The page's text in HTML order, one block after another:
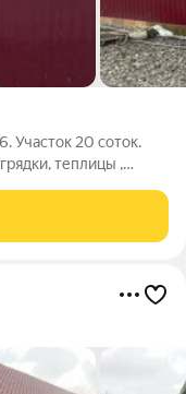
Участок 20 соток.
теплицы ,
за домом